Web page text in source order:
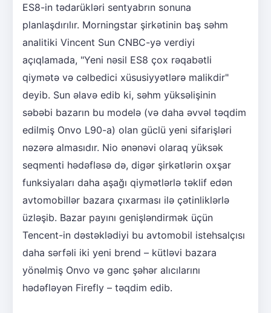
ES8-in tədarükləri sentyabrın sonuna
planlaşdırılır. Morningstar şirkətinin baş səhm
analitiki Vincent Sun CNBC-yə verdiyi
açıqlamada, "Yeni nəsil ES8 çox rəqabətli
qiymətə və cəlbedici xüsusiyyətlərə malikdir"
deyib. Sun əlavə edib ki, səhm yüksəlişinin
səbəbi bazarın bu modelə (və daha əvvəl təqdim
edilmiş Onvo L90-a) olan güclü yeni sifarişləri
nəzərə almasıdır. Nio ənənəvi olaraq yüksək
seqmenti hədəfləsə də, digər şirkətlərin oxşar
funksiyaları daha aşağı qiymətlərlə təklif edən
avtomobillər bazara çıxarması ilə çətinliklərlə
üzləşib. Bazar payını genişləndirmək üçün
Tencent-in dəstəklədiyi bu avtomobil istehsalçısı
daha sərfəli iki yeni brend – kütləvi bazara
yönəlmiş Onvo və gənc şəhər alıcılarını
hədəfləyən Firefly – təqdim edib.